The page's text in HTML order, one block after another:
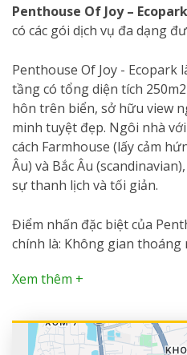
Penthouse Of Joy – Ecopark
có các gói dịch vụ đa dạng
Penthouse Of Joy - Ecopark
tầng có tổng diện tích
hôn trên biển, sở hữu view
minh tuyệt đẹp. Ngôi nhà
cách Farmhouse (lấy cảm
Âu) và Bắc Âu
sự thanh lịch và tối giản.
Điểm nhấn đặc biệt của
chính là: Không gian thoáng
Xem thêm +
+